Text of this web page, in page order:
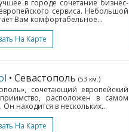
в городе сочетание бизнес-
сервиса. Небольшой
Вам комфортабельное...
На Карте
• Севастополь (53 км.)
сочетающий европейский
расположен в самом
находится в нескольких...
На Карте